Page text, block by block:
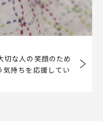
切な人の笑顔のため
気持ちを応援してい